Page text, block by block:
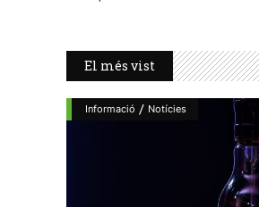
El més vist
Informació / Notícies